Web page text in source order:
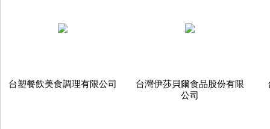
台塑餐飲美食調理有限公司
台灣伊莎貝爾食品股份有限
公司